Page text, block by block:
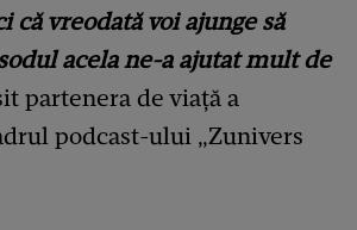
că vreodată voi ajunge să
acela ne-a ajutat mult de
partenera de viață a
podcast-ului „Zunivers